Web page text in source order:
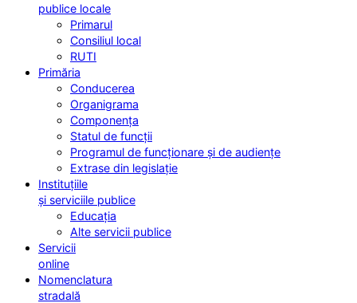
publice locale
Primarul
Consiliul local
RUTI
Primăria
Conducerea
Organigrama
Componența
Statul de funcții
Programul de funcționare și de audiențe
Extrase din legislație
Instituțiile
și serviciile publice
Educația
Alte servicii publice
Servicii
online
Nomenclatura
stradală